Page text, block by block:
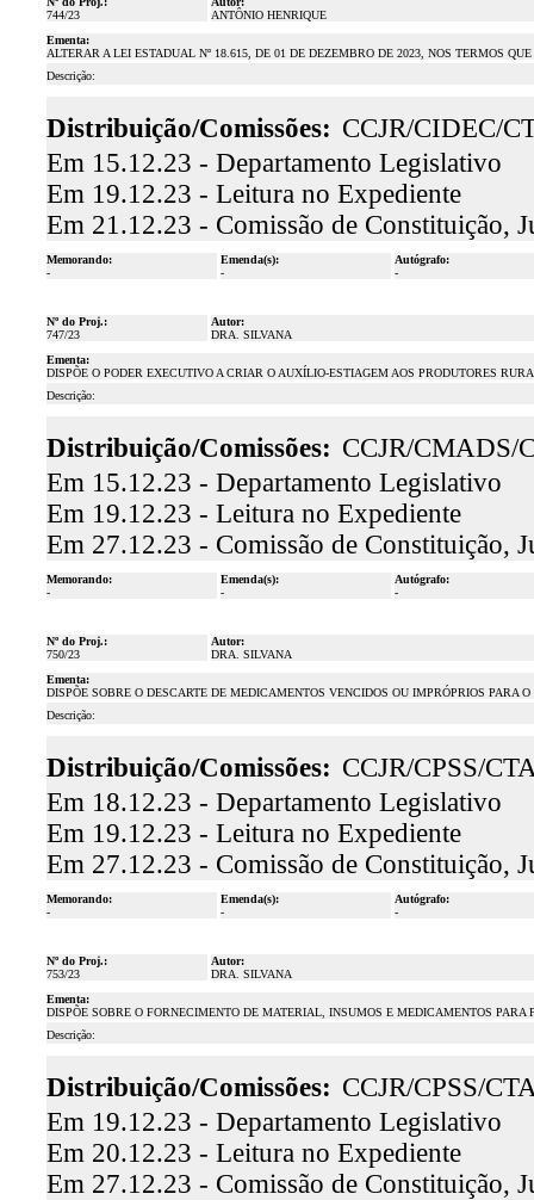
744/23
ANTÔNIO HENRIQUE
Ementa:
ALTERAR A LEI ESTADUAL Nº 18.615, DE 01 DE DEZEMBRO DE 2023, NOS TERMOS
Descrição:
Distribuição/Comissões: CCJR/CIDEC/
Em 15.12.23 - Departamento Legislativo
Em 19.12.23 - Leitura no Expediente
Em 21.12.23 - Comissão de Constituição,
Memorando:
-
Emenda(s):
-
Autógrafo:
-
Nº do Proj.:
747/23
Autor:
DRA. SILVANA
Ementa:
DISPÕE O PODER EXECUTIVO A CRIAR O AUXÍLIO-ESTIAGEM AOS PRODUTORES
Descrição:
Distribuição/Comissões: CCJR/CMADS/
Em 15.12.23 - Departamento Legislativo
Em 19.12.23 - Leitura no Expediente
Em 27.12.23 - Comissão de Constituição,
Memorando:
-
Emenda(s):
-
Autógrafo:
-
Nº do Proj.:
750/23
Autor:
DRA. SILVANA
Ementa:
DISPÕE SOBRE O DESCARTE DE MEDICAMENTOS VENCIDOS OU IMPRÓPRIOS PARA
Descrição:
Distribuição/Comissões: CCJR/CPSS/
Em 18.12.23 - Departamento Legislativo
Em 19.12.23 - Leitura no Expediente
Em 27.12.23 - Comissão de Constituição,
Memorando:
-
Emenda(s):
-
Autógrafo:
-
Nº do Proj.:
753/23
Autor:
DRA. SILVANA
Ementa:
DISPÕE SOBRE O FORNECIMENTO DE MATERIAL, INSUMOS E MEDICAMENTOS PARA
Descrição:
Distribuição/Comissões: CCJR/CPSS/
Em 19.12.23 - Departamento Legislativo
Em 20.12.23 - Leitura no Expediente
Em 27.12.23 - Comissão de Constituição,